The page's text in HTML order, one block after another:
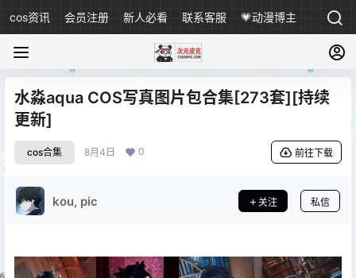
cos资讯 会员注册 新人必看 联系客服 💗动漫博主
水淼aqua COS写真图片包合集[273套][持续
更新]
cos合集 8月4日 0 前往下载
kou, pic 关注 私信